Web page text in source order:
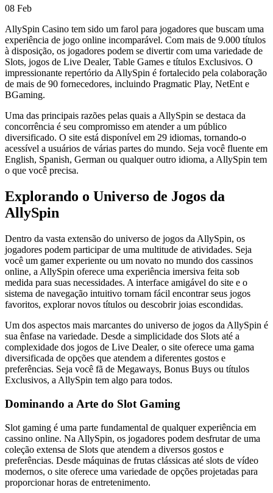
08 Feb
AllySpin Casino tem sido um farol para jogadores que buscam uma
experiência de jogo online incomparável. Com mais de 9.000 títulos
à disposição, os jogadores podem se divertir com uma variedade de
Slots, jogos de Live Dealer, Table Games e títulos Exclusivos. O
impressionante repertório da AllySpin é fortalecido pela colaboração
de mais de 90 fornecedores, incluindo Pragmatic Play, NetEnt e
BGaming.
Uma das principais razões pelas quais a AllySpin se destaca da
concorrência é seu compromisso em atender a um público
diversificado. O site está disponível em 29 idiomas, tornando-o
acessível a usuários de várias partes do mundo. Seja você fluente em
English, Spanish, German ou qualquer outro idioma, a AllySpin tem
o que você precisa.
Explorando o Universo de Jogos da
AllySpin
Dentro da vasta extensão do universo de jogos da AllySpin, os
jogadores podem participar de uma multitude de atividades. Seja
você um gamer experiente ou um novato no mundo dos cassinos
online, a AllySpin oferece uma experiência imersiva feita sob
medida para suas necessidades. A interface amigável do site e o
sistema de navegação intuitivo tornam fácil encontrar seus jogos
favoritos, explorar novos títulos ou descobrir joias escondidas.
Um dos aspectos mais marcantes do universo de jogos da AllySpin é
sua ênfase na variedade. Desde a simplicidade dos Slots até a
complexidade dos jogos de Live Dealer, o site oferece uma gama
diversificada de opções que atendem a diferentes gostos e
preferências. Seja você fã de Megaways, Bonus Buys ou títulos
Exclusivos, a AllySpin tem algo para todos.
Dominando a Arte do Slot Gaming
Slot gaming é uma parte fundamental de qualquer experiência em
cassino online. Na AllySpin, os jogadores podem desfrutar de uma
coleção extensa de Slots que atendem a diversos gostos e
preferências. Desde máquinas de frutas clássicas até slots de vídeo
modernos, o site oferece uma variedade de opções projetadas para
proporcionar horas de entretenimento.